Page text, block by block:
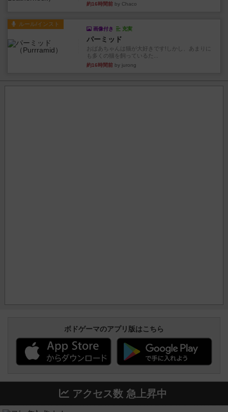
約16時間前 by Chaco
ルール/インスト
画像付き 充実
パーミッド
おばあちゃんは猫が大好きです!しかし、あまりに
も多くの猫を飼っているた...
約16時間前 by jurong
ボドゲーマのアプリ版はこちら
アクセス数 急上昇中